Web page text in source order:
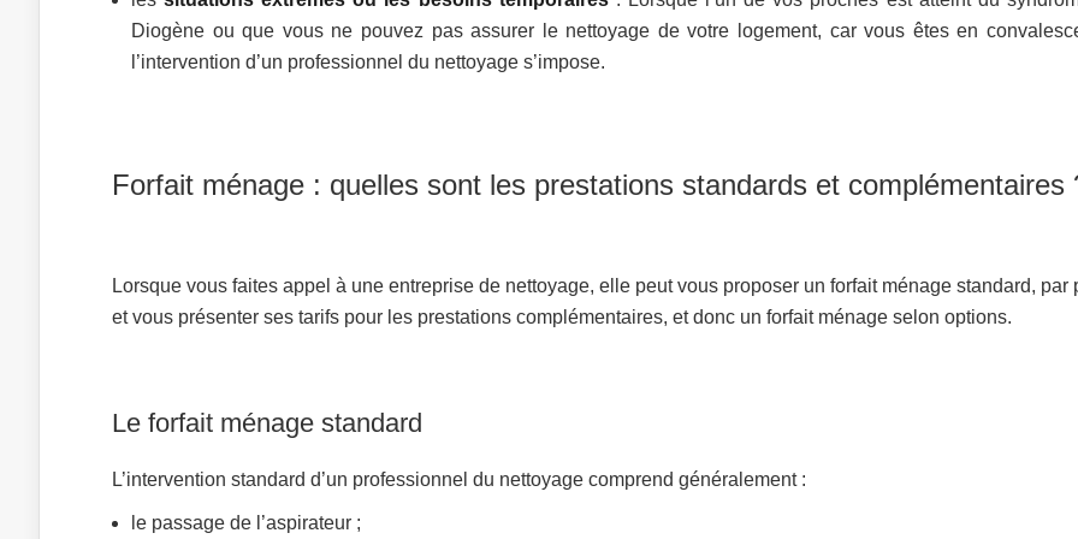
Diogène ou que vous ne pouvez pas assurer le nettoyage de votre logement, car vous êtes en
l’intervention d’un professionnel du nettoyage s’impose.
Forfait ménage : quelles sont les prestations standards et complémentaires
Lorsque vous faites appel à une entreprise de nettoyage, elle peut vous proposer un forfait ménage standard, par
et vous présenter ses tarifs pour les prestations complémentaires, et donc un forfait ménage selon options.
Le forfait ménage standard
L’intervention standard d’un professionnel du nettoyage comprend généralement :
le passage de l’aspirateur ;